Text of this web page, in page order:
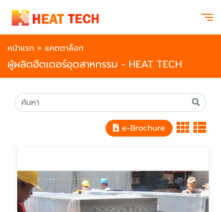
หน้าแรก » แคตตาล็อก
ผู้ผลิตฮีตเตอร์อุตสาหกรรม - HEAT TECH
e-Brochure